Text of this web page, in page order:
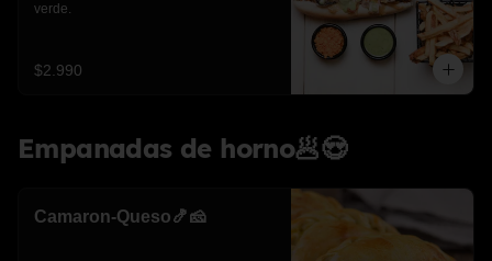
verde.
$2.990
Empanadas de horno🥟😍
Camaron-Queso🍤🧀